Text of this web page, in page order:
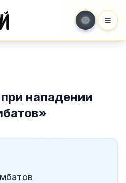
при нападении
»